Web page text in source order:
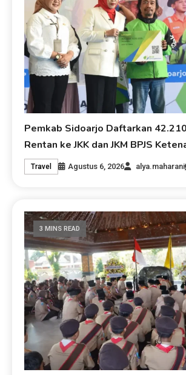
Pemkab Sidoarjo Daftarkan
Rentan ke JKK dan JKM BPJS
Travel Agustus 6, 2026 alya.maharani
3 MINS READ